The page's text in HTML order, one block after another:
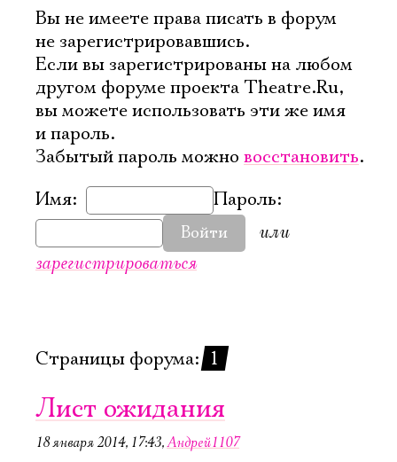
Вы не имеете права писать в форум
не зарегистрировавшись.
Если вы зарегистрированы на любом
другом форуме проекта Theatre.Ru,
вы можете использовать эти же имя
и пароль.
Забытый пароль можно восстановить.
Имя:
Пароль:
Войти
или
зарегистрироваться
Страницы форума: 1
Лист ожидания
18 января 2014, 17:43,Андрей1107